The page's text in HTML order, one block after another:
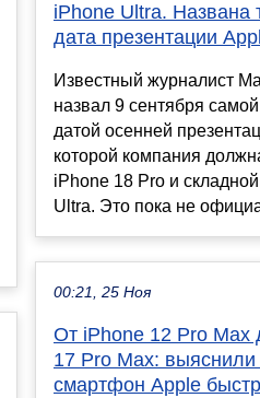
iPhone Ultra. Названа
дата презентации
Известный журналист
назвал 9 сентября
датой осенней
которой компания
iPhone 18 Pro и
Ultra. Это пока не
00:21, 25 Ноя
От iPhone 12 Pro Max
17 Pro Max: выяснили
смартфон Apple